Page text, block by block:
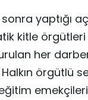
yaptığı
kitle
her
örgütlü